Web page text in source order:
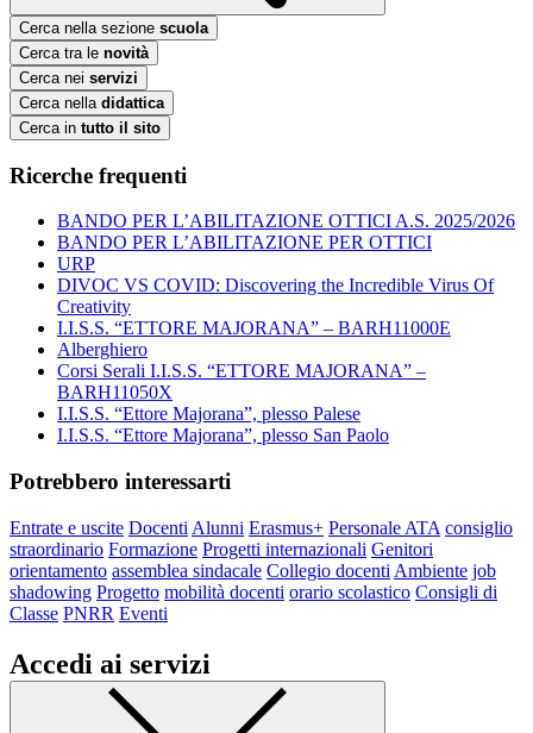
Cerca nella sezione scuola
Cerca tra le novità
Cerca nei servizi
Cerca nella didattica
Cerca in tutto il sito
Ricerche frequenti
BANDO PER L’ABILITAZIONE OTTICI A.S. 2025/2026
BANDO PER L’ABILITAZIONE PER OTTICI
URP
DIVOC VS COVID: Discovering the Incredible Virus Of
Creativity
I.I.S.S. “ETTORE MAJORANA” – BARH11000E
Alberghiero
Corsi Serali I.I.S.S. “ETTORE MAJORANA” –
BARH11050X
I.I.S.S. “Ettore Majorana”, plesso Palese
I.I.S.S. “Ettore Majorana”, plesso San Paolo
Potrebbero interessarti
Entrate e uscite Docenti Alunni Erasmus+ Personale ATA consiglio
straordinario Formazione Progetti internazionali Genitori
orientamento assemblea sindacale Collegio docenti Ambiente job
shadowing Progetto mobilità docenti orario scolastico Consigli di
Classe PNRR Eventi
Accedi ai servizi